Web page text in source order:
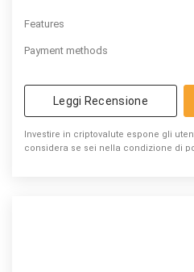
Features
Payment methods
Leggi Recensione
Investire in criptovalute espone gli
considera se sei nella condizione di